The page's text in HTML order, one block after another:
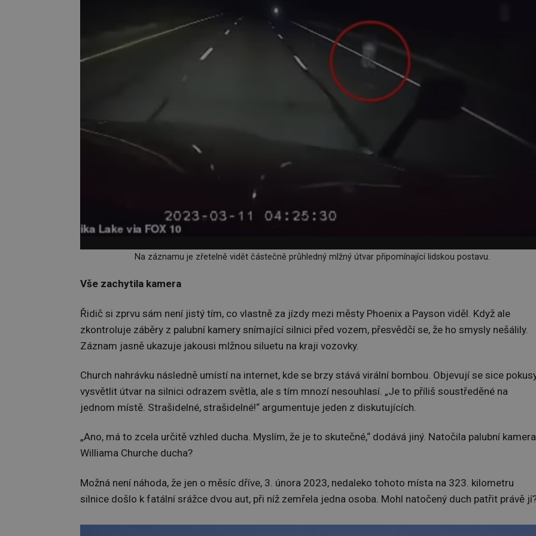
Na záznamu je zřetelně vidět částečně průhledný mlžný útvar připomínající lidskou postavu.
Vše zachytila kamera
Řidič si zprvu sám není jistý tím, co vlastně za jízdy mezi městy Phoenix a Payson viděl. Když ale
zkontroluje záběry z palubní kamery snímající silnici před vozem, přesvědčí se, že ho smysly nešálily.
Záznam jasně ukazuje jakousi mlžnou siluetu na kraji vozovky.
Church nahrávku následně umístí na internet, kde se brzy stává virální bombou. Objevují se sice
vysvětlit útvar na silnici odrazem světla, ale s tím mnozí nesouhlasí. „Je to příliš soustředěné na
jednom místě. Strašidelné, strašidelné!“ argumentuje jeden z diskutujících.
„Ano, má to zcela určitě vzhled ducha. Myslím, že je to skutečné,“ dodává jiný. Natočila palubní kamera
Williama Churche ducha?
Možná není náhoda, že jen o měsíc dříve, 3. února 2023, nedaleko tohoto místa na 323. kilometru
silnice došlo k fatální srážce dvou aut, při níž zemřela jedna osoba. Mohl natočený duch patřit právě